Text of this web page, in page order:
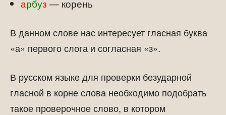
арбуз — корень
В данном слове нас интересует гласная буква
«а» первого слога и согласная «з».
В русском языке для проверки безударной
гласной в корне слова необходимо подобрать
такое проверочное слово, в котором